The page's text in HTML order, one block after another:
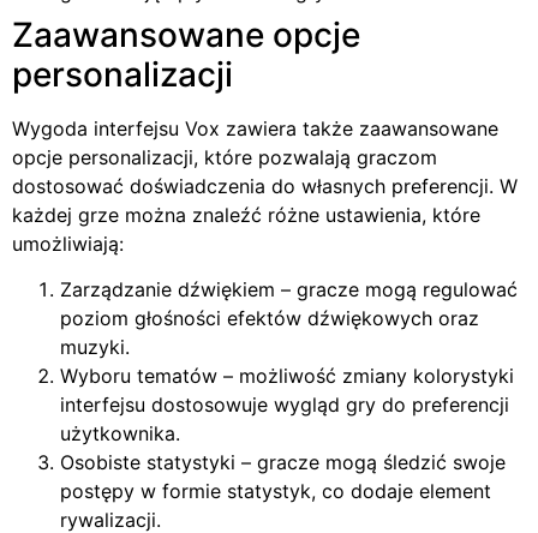
Zaawansowane opcje
personalizacji
Wygoda interfejsu Vox zawiera także zaawansowane
opcje personalizacji, które pozwalają graczom
dostosować doświadczenia do własnych preferencji. W
każdej grze można znaleźć różne ustawienia, które
umożliwiają:
Zarządzanie dźwiękiem – gracze mogą regulować
poziom głośności efektów dźwiękowych oraz
muzyki.
Wyboru tematów – możliwość zmiany kolorystyki
interfejsu dostosowuje wygląd gry do preferencji
użytkownika.
Osobiste statystyki – gracze mogą śledzić swoje
postępy w formie statystyk, co dodaje element
rywalizacji.